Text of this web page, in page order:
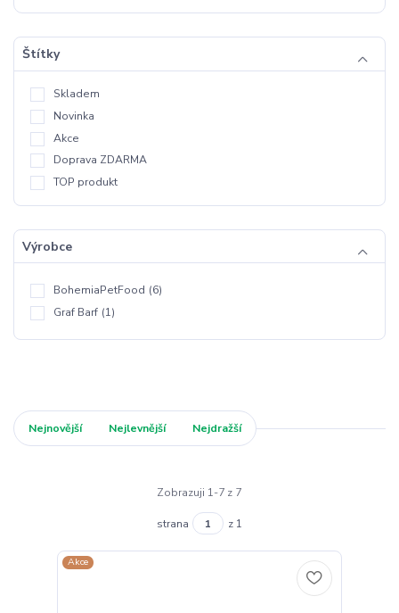
Štítky
Skladem
Novinka
Akce
Doprava ZDARMA
TOP produkt
Výrobce
BohemiaPetFood (6)
Graf Barf (1)
Nejnovější Nejlevnější Nejdražší
Zobrazuji 1-7 z 7
strana z 1
Akce